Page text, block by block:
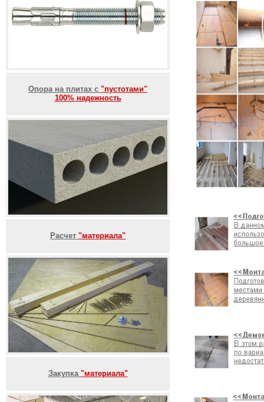
Опора на плитах с "пустотами"
100% надежность
Расчет "материала"
Закупка "материала"